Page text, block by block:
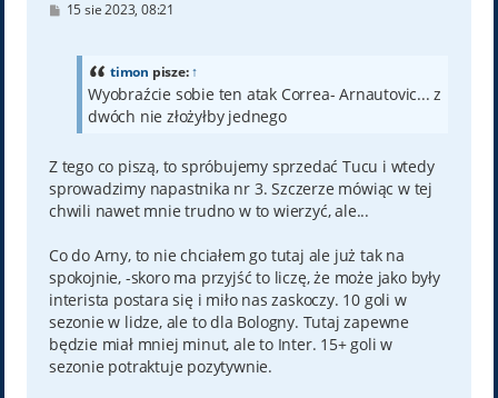
P15 sie 2023, 08:21
timon pisze:↑
Wyobraźcie sobie ten atak Correa- Arnautovic... z
dwóch nie złożyłby jednego
Z tego co piszą, to spróbujemy sprzedać Tucu i wtedy
sprowadzimy napastnika nr 3. Szczerze mówiąc w tej
chwili nawet mnie trudno w to wierzyć, ale...
Co do Arny, to nie chciałem go tutaj ale już tak na
spokojnie, -skoro ma przyjść to liczę, że może jako były
interista postara się i miło nas zaskoczy. 10 goli w
sezonie w lidze, ale to dla Bologny. Tutaj zapewne
będzie miał mniej minut, ale to Inter. 15+ goli w
sezonie potraktuje pozytywnie.